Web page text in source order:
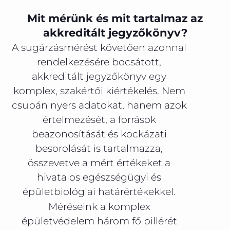
Mit mérünk és mit tartalmaz az
akkreditált jegyzőkönyv?
A sugárzásmérést követően azonnal
rendelkezésére bocsátott,
akkreditált jegyzőkönyv egy
komplex, szakértői kiértékelés. Nem
csupán nyers adatokat, hanem azok
értelmezését, a források
beazonosítását és kockázati
besorolását is tartalmazza,
összevetve a mért értékeket a
hivatalos egészségügyi és
épületbiológiai határértékekkel.
Méréseink a komplex
épületvédelem három fő pillérét